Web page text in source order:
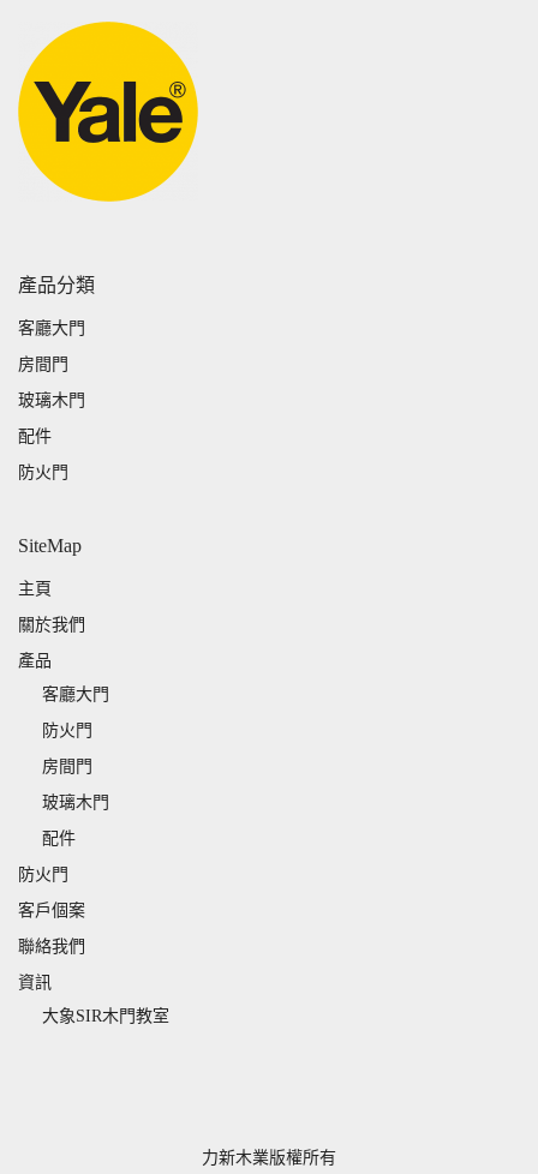
產品分類
客廳大門
房間門
玻璃木門
配件
防火門
SiteMap
主頁
關於我們
產品
客廳大門
防火門
房間門
玻璃木門
配件
防火門
客戶個案
聯絡我們
資訊
大象SIR木門教室
力新木業版權所有